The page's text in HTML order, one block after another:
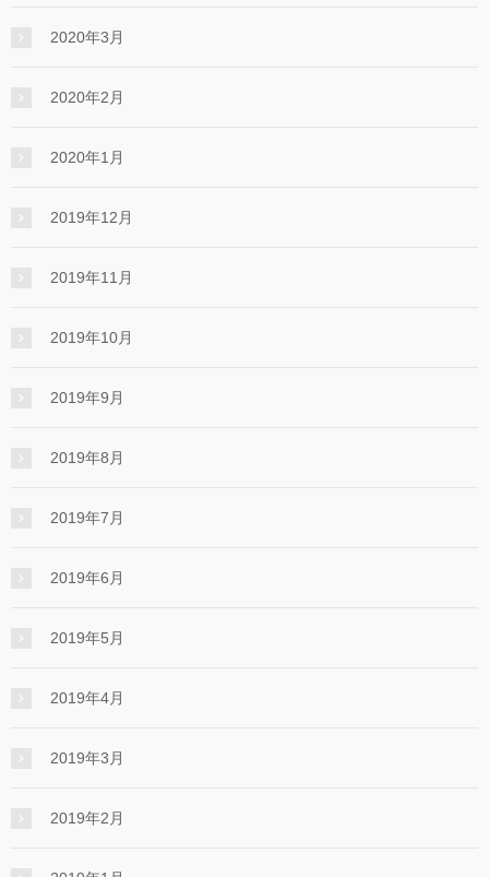
2020年3月
2020年2月
2020年1月
2019年12月
2019年11月
2019年10月
2019年9月
2019年8月
2019年7月
2019年6月
2019年5月
2019年4月
2019年3月
2019年2月